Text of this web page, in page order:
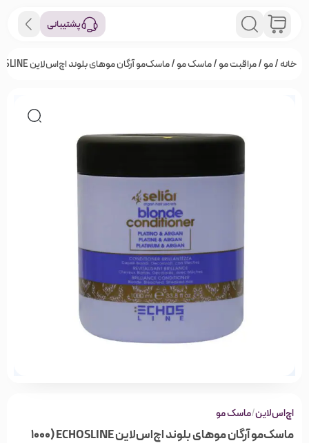
پشتیبانی
خانه/مو/مراقبت مو/ماسک مو/ ماسک‌مو آرگان موهای بلوند اچ‌اس‌لاین ECHOSLINE (1000 میل)
اچ‌اس‌لاین/ماسک مو
ماسک‌مو آرگان موهای بلوند اچ‌اس‌لاین ECHOSLINE (1000